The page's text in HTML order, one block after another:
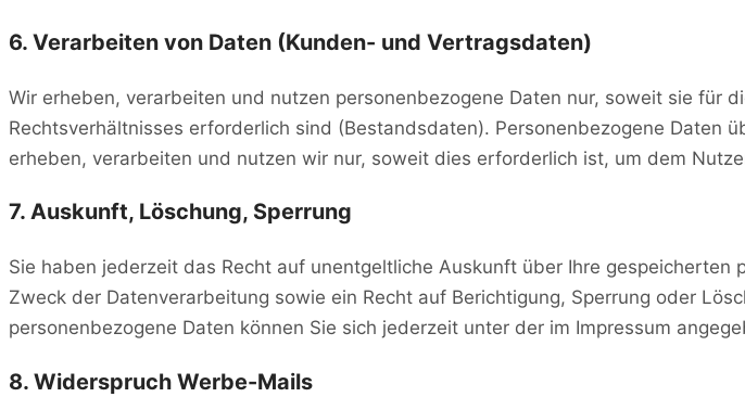
6. Verarbeiten von Daten (Kunden- und Vertragsdaten)
Wir erheben, verarbeiten und nutzen personenbezogene Daten nur, soweit sie für
Rechtsverhältnisses erforderlich sind (Bestandsdaten). Personenbezogene Daten
erheben, verarbeiten und nutzen wir nur, soweit dies erforderlich ist, um dem
7. Auskunft, Löschung, Sperrung
Sie haben jederzeit das Recht auf unentgeltliche Auskunft über Ihre
Zweck der Datenverarbeitung sowie ein Recht auf Berichtigung, Sperrung oder
personenbezogene Daten können Sie sich jederzeit unter der im Impressum
8. Widerspruch Werbe-Mails